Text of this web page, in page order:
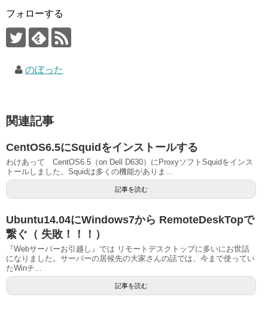
フォローする
のぼった
関連記事
CentOS6.5にSquidをインストールする
わけあって CentOS6.5（on Dell D630）にProxyソフトSquidをインス
トールしました。Squidは多くの機能がありま...
記事を読む
Ubuntu14.04にWindows7から RemoteDeskTopで
繋ぐ（ 失敗！！！）
『Webサーバーお引越し』では リモートデスクトップに多いにお世話
になりました。サーバーの居候先の大家さんの話では、今まで使ってい
たWinチ...
記事を読む